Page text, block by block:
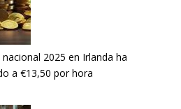
2025 en Irlanda ha
a €13,50 por hora